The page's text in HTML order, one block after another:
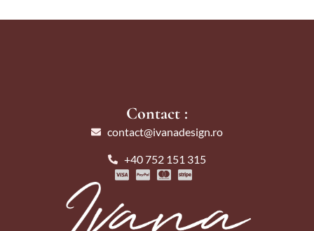
Contact :
contact@ivanadesign.ro
+40 752 151 315